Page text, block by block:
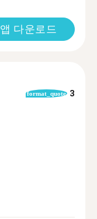
앱 다운로드
format_quote 3